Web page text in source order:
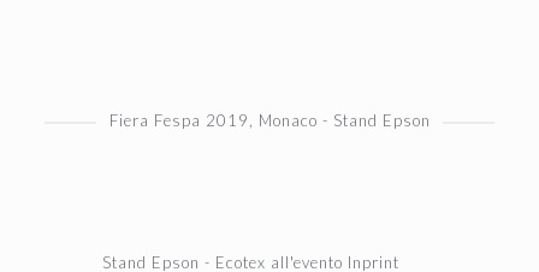
Fiera Fespa 2019, Monaco - Stand Epson
Stand Epson - Ecotex all'evento Inprint